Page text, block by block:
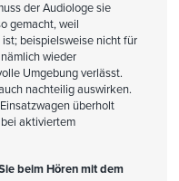
der Audiologe sie
gemacht, weil
beispielsweise nicht für
wieder
Umgebung verlässt.
nachteilig auswirken.
überholt
aktiviertem
beim Hören mit dem